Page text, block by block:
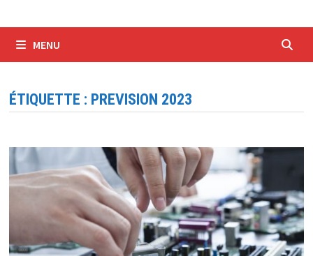
MENU
ÉTIQUETTE : PREVISION 2023